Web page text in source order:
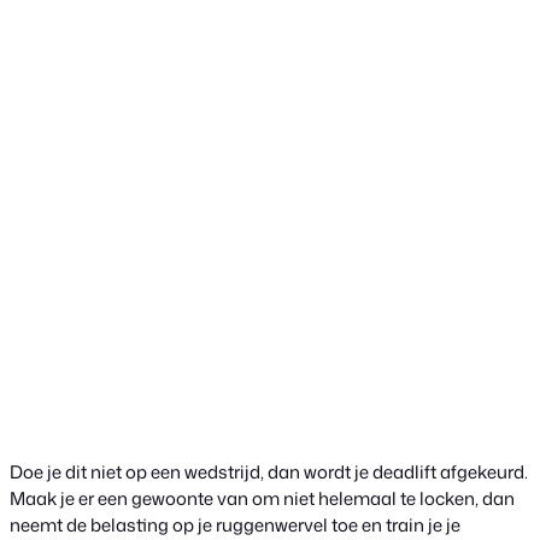
Doe je dit niet op een wedstrijd, dan wordt je deadlift afgekeurd.
Maak je er een gewoonte van om niet helemaal te locken, dan
neemt de belasting op je ruggenwervel toe en train je je